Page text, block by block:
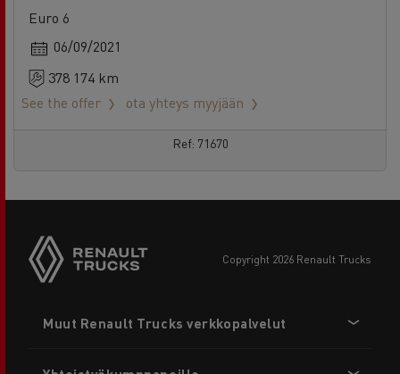
Euro 6
06/09/2021
378 174 km
See the offer
ota yhteys myyjään
Ref: 71670
copyright 2026 Renault Trucks
menu
Muut Renault Trucks verkkopalvelut